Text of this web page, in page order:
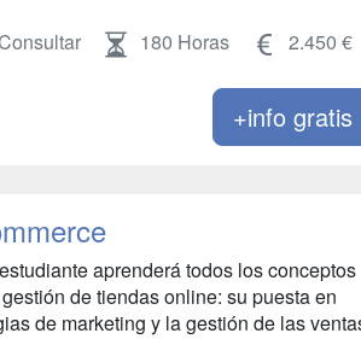
180 Horas 2.450 €
+info gratis
aprenderá todos los conceptos
de tiendas online: su puesta en
de marketing y la gestión de las